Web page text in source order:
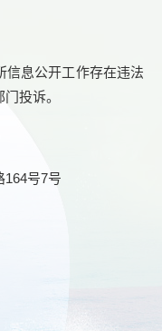
信息公开工作存在违法
投诉。
164号7号